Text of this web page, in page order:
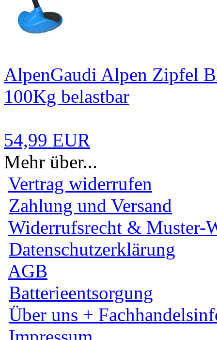
AlpenGaudi Alpen Zipfel
100Kg belastbar
54,99 EUR
Mehr über...
Vertrag widerrufen
Zahlung und Versand
Widerrufsrecht & Muster-
Datenschutzerklärung
AGB
Batterieentsorgung
Über uns +